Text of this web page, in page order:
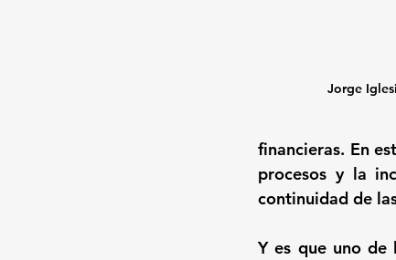
Jorge
financieras. En
procesos y la
continuidad de
Y es que uno de